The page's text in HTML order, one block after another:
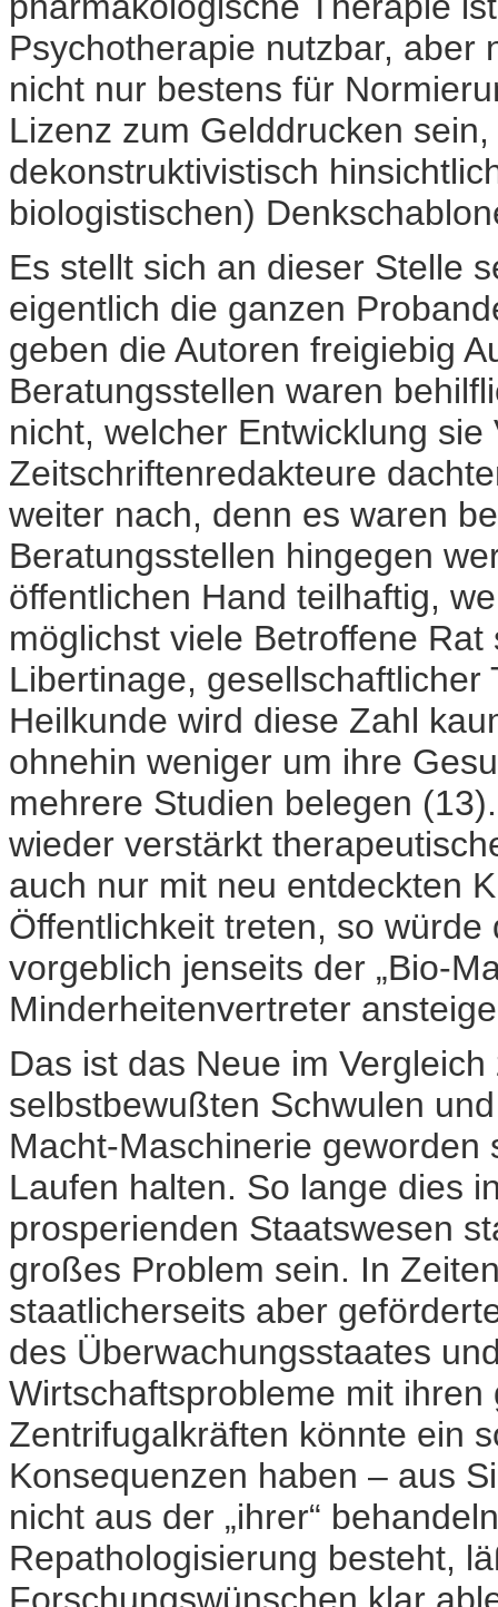
Psychotherapie nutzbar, aber
nicht nur bestens für
Lizenz zum Gelddrucken
dekonstruktivistisch
biologistischen)
Es stellt sich an dieser Stelle
eigentlich die ganzen
geben die Autoren freigiebig
Beratungsstellen waren
nicht, welcher Entwicklung
Zeitschriftenredakteure
weiter nach, denn es waren
Beratungsstellen hingegen
öffentlichen Hand teilhaftig,
möglichst viele Betroffene
Libertinage,
Heilkunde wird diese Zahl
ohnehin weniger um ihre
mehrere Studien belegen
wieder verstärkt
auch nur mit neu entdeckten
Öffentlichkeit treten, so
vorgeblich jenseits der „Bio-
Minderheitenvertreter
Das ist das Neue im
selbstbewußten Schwulen
Macht-Maschinerie geworden
Laufen halten. So lange dies
prosperienden Staatswesen
großes Problem sein. In
staatlicherseits aber
des Überwachungsstaates
Wirtschaftsprobleme mit
Zentrifugalkräften könnte ein
Konsequenzen haben – aus
nicht aus der „ihrer“
Repathologisierung besteht,